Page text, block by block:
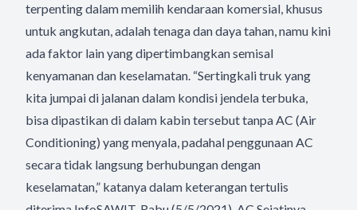
terpenting dalam memilih kendaraan komersial, khusus
untuk angkutan, adalah tenaga dan daya tahan, namu kini
ada faktor lain yang dipertimbangkan semisal
kenyamanan dan keselamatan. “Sertingkali truk yang
kita jumpai di jalanan dalam kondisi jendela terbuka,
bisa dipastikan di dalam kabin tersebut tanpa AC (Air
Conditioning) yang menyala, padahal penggunaan AC
secara tidak langsung berhubungan dengan
keselamatan,” katanya dalam keterangan tertulis